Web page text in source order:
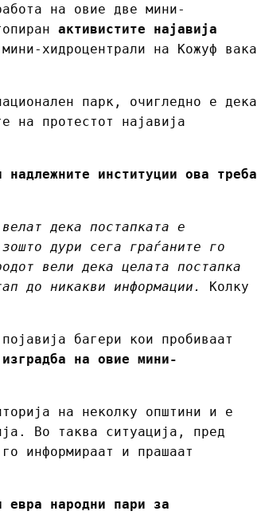
на овие две мини-
активистите најавија
хидроцентрали на Кожуф вакa
парк, очигледно е дека
на протестот најавија
институции ова треба
дека постапката е
дури сега граѓаните го
вели дека целата постапка
до никакви информации.
Колку
багери кои пробиваат
на овие мини-
на неколку општини и е
Во таква ситуација, пред
информираат и прашаат
евра народни пари за